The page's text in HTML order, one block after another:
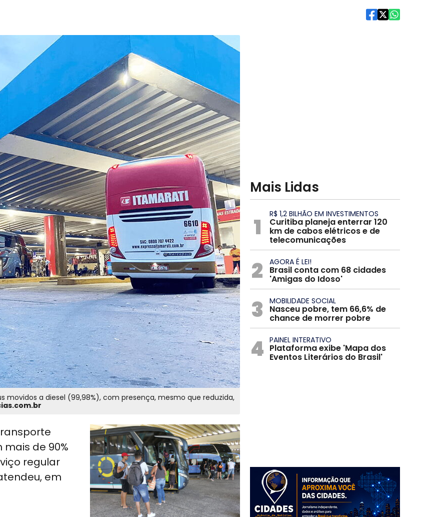
a diesel (99,98%), com presença, mesmo que reduzida,
de 90%
regular
em
Mais Lidas
1 R$ 1,2 BILHÃO EM INVESTIMENTOS
Curitiba planeja enterrar 120
km de cabos elétricos e de
telecomunicações
2 AGORA É LEI!
Brasil conta com 68 cidades
'Amigas do Idoso'
3 MOBILIDADE SOCIAL
Nasceu pobre, tem 66,6% de
chance de morrer pobre
4 PAINEL INTERATIVO
Plataforma exibe 'Mapa dos
Eventos Literários do Brasil'